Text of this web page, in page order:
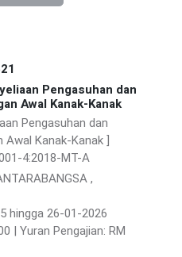
Pengasuhan dan
Awal Kanak-Kanak
Pengasuhan dan
Kanak-Kanak ]
4:2018-MT-A
,
hingga 26-01-2026
| Yuran Pengajian: RM